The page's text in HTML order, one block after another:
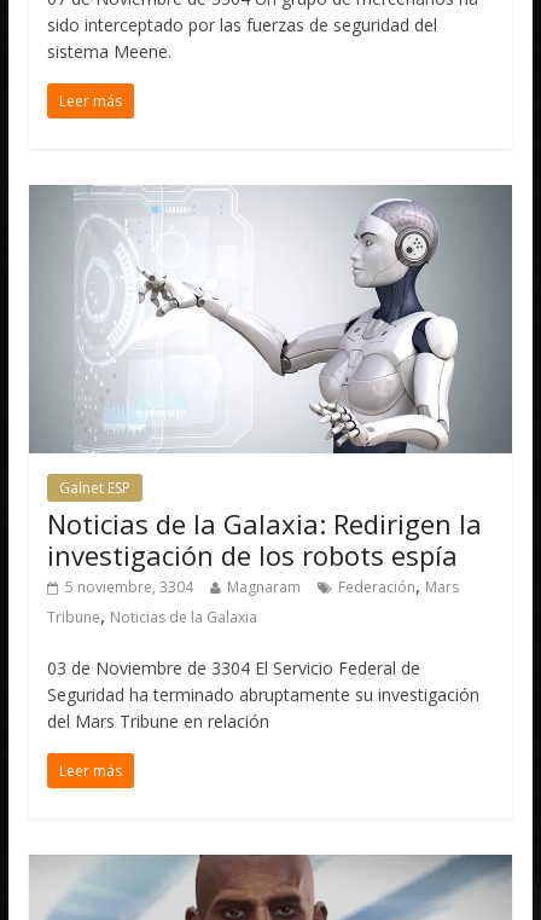
sido interceptado por las fuerzas de seguridad del
sistema Meene.
Leer más
Galnet ESP
Noticias de la Galaxia: Redirigen la
investigación de los robots espía
5 noviembre, 3304 Magnaram Federación, Mars
Tribune, Noticias de la Galaxia
03 de Noviembre de 3304 El Servicio Federal de
Seguridad ha terminado abruptamente su investigación
del Mars Tribune en relación
Leer más